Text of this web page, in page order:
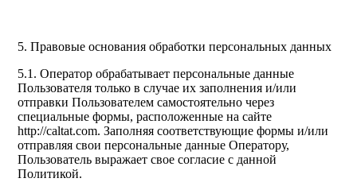
5. Правовые основания обработки персональных данных
5.1. Оператор обрабатывает персональные данные
Пользователя только в случае их заполнения и/или
отправки Пользователем самостоятельно через
специальные формы, расположенные на сайте
http://caltat.com. Заполняя соответствующие формы и/или
отправляя свои персональные данные Оператору,
Пользователь выражает свое согласие с данной
Политикой.